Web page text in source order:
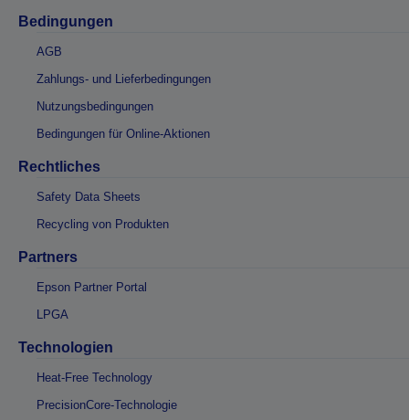
Bedingungen
AGB
Zahlungs- und Lieferbedingungen
Nutzungsbedingungen
Bedingungen für Online-Aktionen
Rechtliches
Safety Data Sheets
Recycling von Produkten
Partners
Epson Partner Portal
LPGA
Technologien
Heat-Free Technology
PrecisionCore-Technologie